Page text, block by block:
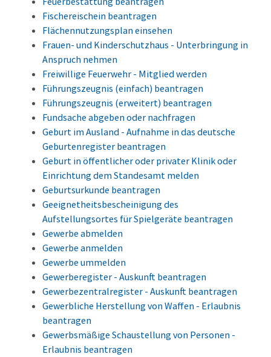
Fischereischein beantragen
Flächennutzungsplan einsehen
Frauen- und Kinderschutzhaus - Unterbringung in
Anspruch nehmen
Freiwillige Feuerwehr - Mitglied werden
Führungszeugnis (einfach) beantragen
Führungszeugnis (erweitert) beantragen
Fundsache abgeben oder nachfragen
Geburt im Ausland - Aufnahme in das deutsche
Geburtenregister beantragen
Geburt in öffentlicher oder privater Klinik oder
Einrichtung dem Standesamt melden
Geburtsurkunde beantragen
Geeignetheitsbescheinigung des
Aufstellungsortes für Spielgeräte beantragen
Gewerbe abmelden
Gewerbe anmelden
Gewerbe ummelden
Gewerberegister - Auskunft beantragen
Gewerbezentralregister - Auskunft beantragen
Gewerbliche Herstellung von Waffen - Erlaubnis
beantragen
Gewerbsmäßige Schaustellung von Personen -
Erlaubnis beantragen